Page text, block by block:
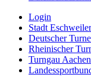
Login
Stadt Eschweiler
Deutscher
Rheinischer
Turngau